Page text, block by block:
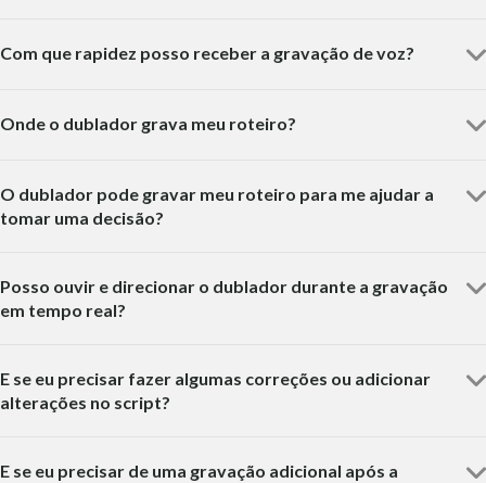
Com que rapidez posso receber a gravação de voz?
Onde o dublador grava meu roteiro?
O dublador pode gravar meu roteiro para me ajudar a
tomar uma decisão?
Posso ouvir e direcionar o dublador durante a gravação
em tempo real?
E se eu precisar fazer algumas correções ou adicionar
alterações no script?
E se eu precisar de uma gravação adicional após a